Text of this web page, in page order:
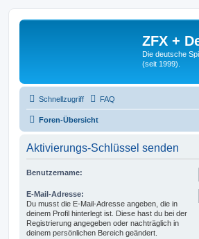
ZFX +
Die deutsche
(seit 1999).
Schnellzugriff FAQ
Foren-Übersicht
Aktivierungs-Schlüssel senden
Benutzername:
E-Mail-Adresse:
Du musst die E-Mail-Adresse angeben, die in
deinem Profil hinterlegt ist. Diese hast du bei der
Registrierung angegeben oder nachträglich in
deinem persönlichen Bereich geändert.